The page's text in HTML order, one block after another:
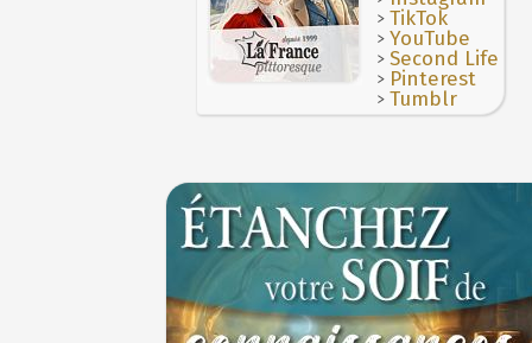
>TikTok
>YouTube
>Second Life
> Pinterest
>Tumblr